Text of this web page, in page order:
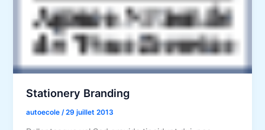
Stationery Branding
autoecole/29 juillet 2013